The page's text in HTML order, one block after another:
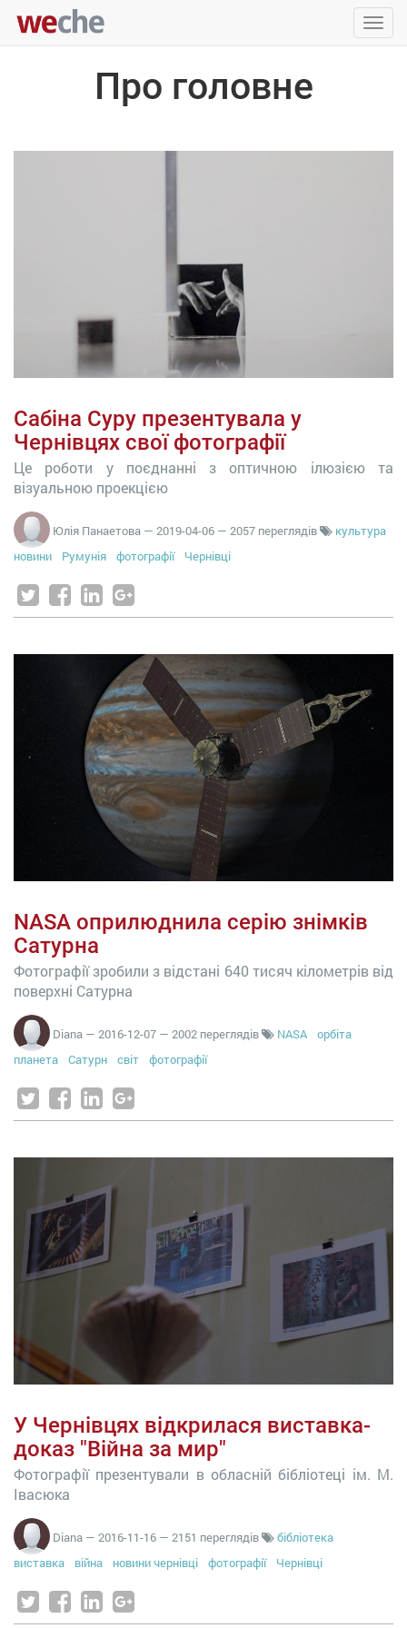
Про головне
Сабіна Суру презентувала у
Чернівцях свої фотографії
Це роботи у поєднанні з оптичною ілюзією та
візуальною проекцією
Юлія Панаетова — 2019-04-06 — 2057 переглядів
культура
новини
Румунія фотографії Чернівці
NASA оприлюднила серію знімків
Сатурна
Фотографії зробили з відстані 640 тисяч кілометрів від
поверхні Сатурна
Diana — 2016-12-07 — 2002 переглядів NASA
орбіта
планета
Сатурн світ фотографії
У Чернівцях відкрилася виставка-
доказ "Війна за мир"
Фотографії презентували в обласній бібліотеці ім. М.
Івасюка
Diana — 2016-11-16 — 2151 переглядів
бібліотека
виставка
війна новини чернівці фотографії Чернівці